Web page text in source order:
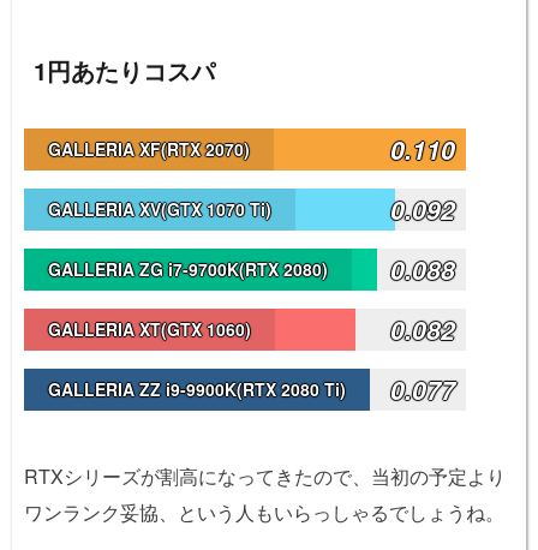
1円あたりコスパ
GALLERIA XF(RTX 2070) 0.110
GALLERIA XV(GTX 1070 Ti) 0.092
GALLERIA ZG i7-9700K(RTX 2080) 0.088
GALLERIA XT(GTX 1060) 0.082
GALLERIA ZZ i9-9900K(RTX 2080 Ti) 0.077
RTXシリーズが割高になってきたので、当初の予定より
ワンランク妥協、という人もいらっしゃるでしょうね。